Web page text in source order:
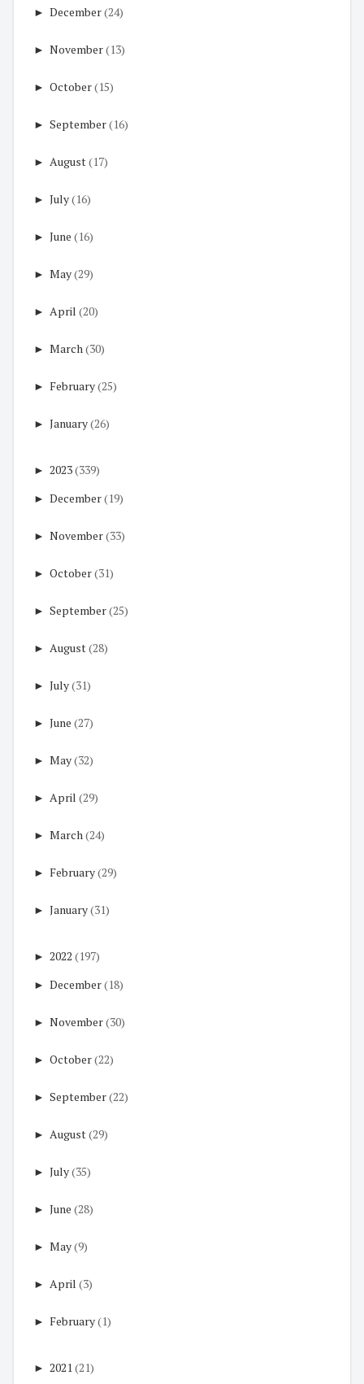
► December(24)
► November(13)
► October(15)
► September(16)
► August(17)
► July(16)
► June (16)
► May(29)
► April (20)
► March(30)
► February(25)
► January(26)
► 2023(339)
► December(19)
► November(33)
► October(31)
► September(25)
► August(28)
► July(31)
► June (27)
► May(32)
► April (29)
► March(24)
► February(29)
► January(31)
► 2022 (197)
► December(18)
► November(30)
► October(22)
► September(22)
► August(29)
► July(35)
► June (28)
► May(9)
► April (3)
► February(1)
► 2021 (21)